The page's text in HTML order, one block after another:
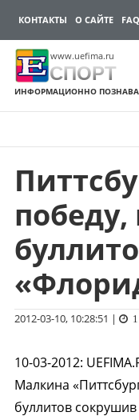
КОНТАКТЫ О САЙТЕ FAQ
www.uefima.ru
СПОРТ
ИНФОРМАЦИОННО
Перейти
содержимому
победу,
2012-03-10, 10:28:51 |
10-03-2012:
Малкина
буллитов